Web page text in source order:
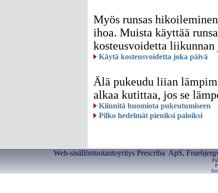
Myös runsas
ihoa. Muista käyttää
kosteusvoidetta liikunnan
Käytä kosteusvoidetta joka päivä
Älä pukeudu liian
alkaa kutittaa, jos se
Kiinnitä huomiota pukeutumiseen
Pilko hedelmät pieniksi paloiksi
Web-sisällöntuotantoyritys Prescriba ApS,